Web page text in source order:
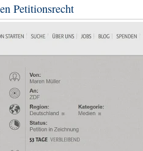
Petitionsrecht